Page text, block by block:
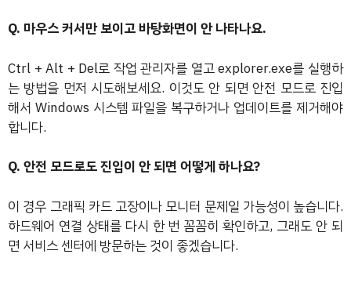
Q. 마우스 커서만 보이고 바탕화면이 안 나타나요.
Ctrl + Alt + Del로 작업 관리자를 열고 explorer.exe를 실행하
는 방법을 먼저 시도해보세요. 이것도 안 되면 안전 모드로 진입
해서 Windows 시스템 파일을 복구하거나 업데이트를 제거해야
합니다.
Q. 안전 모드로도 진입이 안 되면 어떻게 하나요?
이 경우 그래픽 카드 고장이나 모니터 문제일 가능성이 높습니다.
하드웨어 연결 상태를 다시 한 번 꼼꼼히 확인하고, 그래도 안 되
면 서비스 센터에 방문하는 것이 좋겠습니다.